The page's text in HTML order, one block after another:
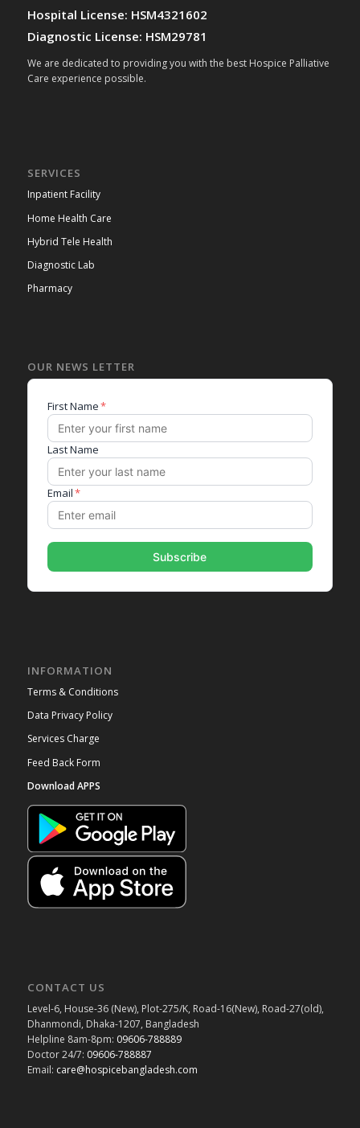
Hospital License: HSM4321602
Diagnostic License: HSM29781
We are dedicated to providing you with the best Hospice Palliative
Care experience possible.
SERVICES
Inpatient Facility
Home Health Care
Hybrid Tele Health
Diagnostic Lab
Pharmacy
OUR NEWS LETTER
INFORMATION
Terms & Conditions
Data Privacy Policy
Services Charge
Feed Back Form
Download APPS
CONTACT US
Level-6, House-36 (New), Plot-275/K, Road-16(New), Road-27(old),
Dhanmondi, Dhaka-1207, Bangladesh
Helpline 8am-8pm: 09606-788889
Doctor 24/7: 09606-788887
Email: care@hospicebangladesh.com